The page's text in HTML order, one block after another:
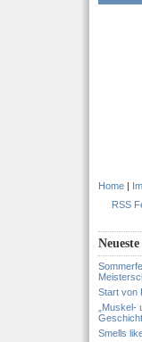
Home |
RSS
Start von
Smells